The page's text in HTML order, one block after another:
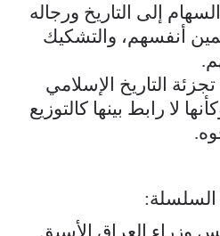
إلى التاريخ ورجاله
أنفسهم، والتشكيك
التاريخ الإسلامي
لا رابط بينها كالتوزيع
وزراء العراق الأسبق